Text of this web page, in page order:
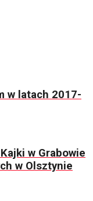
w latach 2017-
w Grabowie
w Olsztynie